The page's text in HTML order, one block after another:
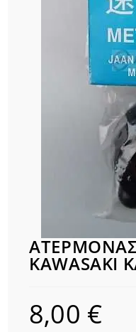
KAWASAKI
8,00 €